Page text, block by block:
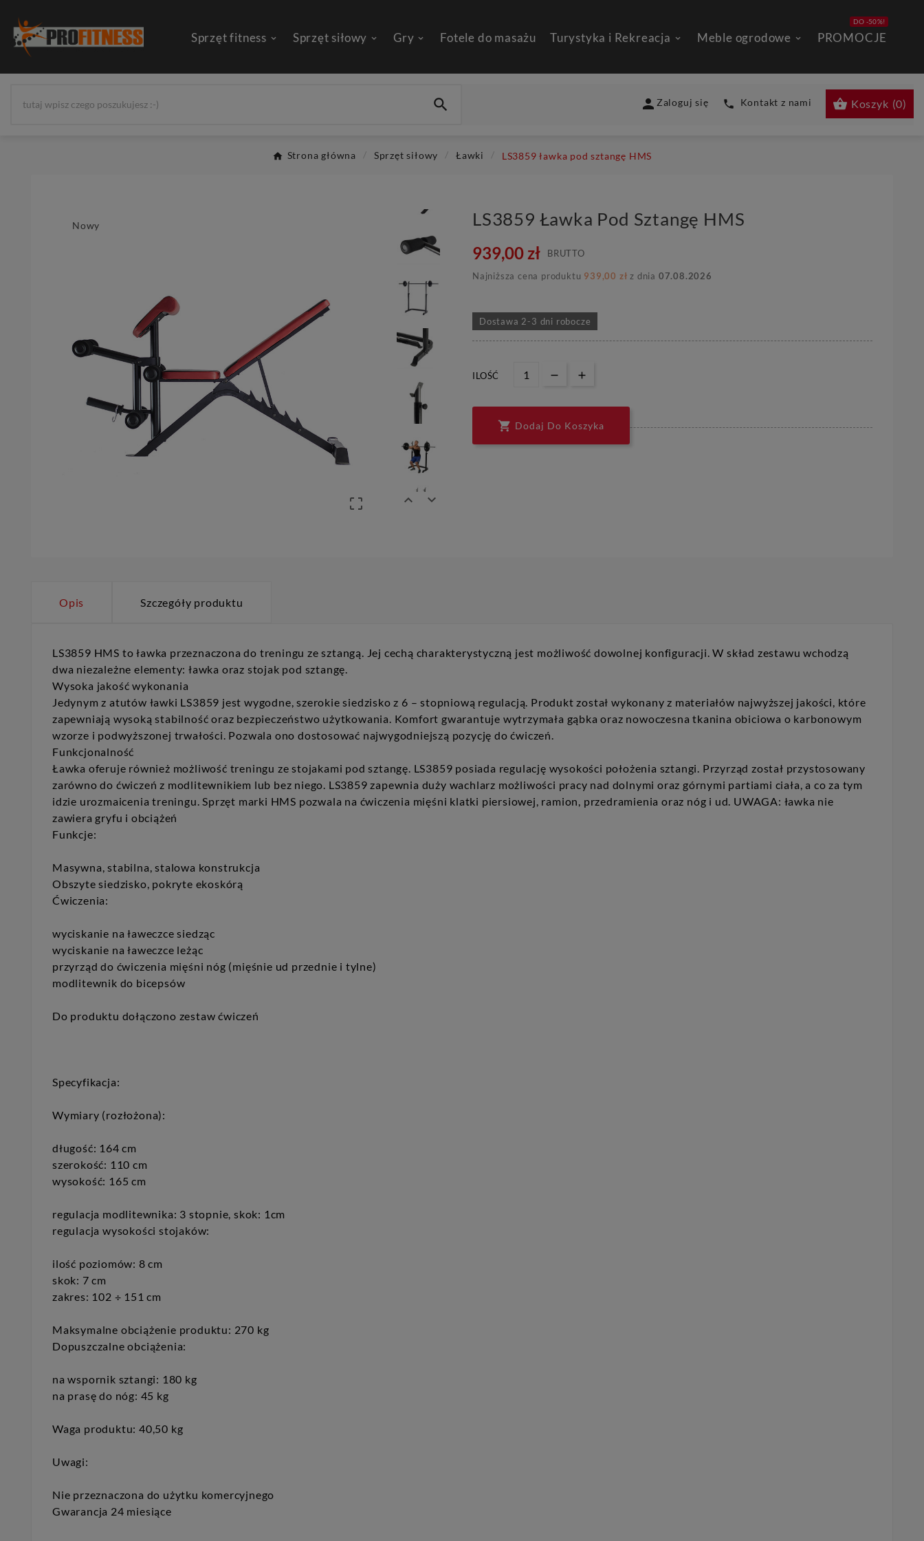
Sprzęt fitness Sprzęt siłowy Gry Fotele do masażu Turystyka i Rekreacja Meble ogrodowe PROMOCJE
DO -50%!
  Zaloguj się  Kontakt z nami  Koszyk (0)
Strona główna Sprzęt siłowy Ławki LS3859 ławka pod sztangę HMS
Nowy
  
LS3859 Ławka Pod Sztangę HMS
939,00 zł BRUTTO
Najniższa cena produktu 939,00 zł z dnia 07.08.2026
Dostawa 2-3 dni robocze
ILOŚĆ
 Dodaj Do Koszyka
Opis Szczegóły produktu
LS3859 HMS to ławka przeznaczona do treningu ze sztangą. Jej cechą charakterystyczną jest możliwość dowolnej konfiguracji. W skład zestawu wchodzą
dwa niezależne elementy: ławka oraz stojak pod sztangę.
Wysoka jakość wykonania
Jedynym z atutów ławki LS3859 jest wygodne, szerokie siedzisko z 6 – stopniową regulacją. Produkt został wykonany z materiałów najwyższej jakości, które
zapewniają wysoką stabilność oraz bezpieczeństwo użytkowania. Komfort gwarantuje wytrzymała gąbka oraz nowoczesna tkanina obiciowa o karbonowym
wzorze i podwyższonej trwałości. Pozwala ono dostosować najwygodniejszą pozycję do ćwiczeń.
Funkcjonalność
Ławka oferuje również możliwość treningu ze stojakami pod sztangę. LS3859 posiada regulację wysokości położenia sztangi. Przyrząd został przystosowany
zarówno do ćwiczeń z modlitewnikiem lub bez niego. LS3859 zapewnia duży wachlarz możliwości pracy nad dolnymi oraz górnymi partiami ciała, a co za tym
idzie urozmaicenia treningu. Sprzęt marki HMS pozwala na ćwiczenia mięśni klatki piersiowej, ramion, przedramienia oraz nóg i ud. UWAGA: ławka nie
zawiera gryfu i obciążeń
Funkcje:
Masywna, stabilna, stalowa konstrukcja
Obszyte siedzisko, pokryte ekoskórą
Ćwiczenia:
wyciskanie na ławeczce siedząc
wyciskanie na ławeczce leżąc
przyrząd do ćwiczenia mięśni nóg (mięśnie ud przednie i tylne)
modlitewnik do bicepsów
Do produktu dołączono zestaw ćwiczeń
Specyfikacja:
Wymiary (rozłożona):
długość: 164 cm
szerokość: 110 cm
wysokość: 165 cm
regulacja modlitewnika: 3 stopnie, skok: 1cm
regulacja wysokości stojaków:
ilość poziomów: 8 cm
skok: 7 cm
zakres: 102 ÷ 151 cm
Maksymalne obciążenie produktu: 270 kg
Dopuszczalne obciążenia:
na wspornik sztangi: 180 kg
na prasę do nóg: 45 kg
Waga produktu: 40,50 kg
Uwagi:
Nie przeznaczona do użytku komercyjnego
Gwarancja 24 miesiące